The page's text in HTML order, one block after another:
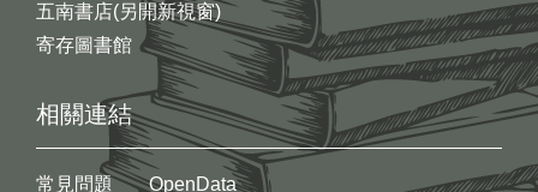
五南書店(另開新視窗)
寄存圖書館
相關連結
常見問題
OpenData